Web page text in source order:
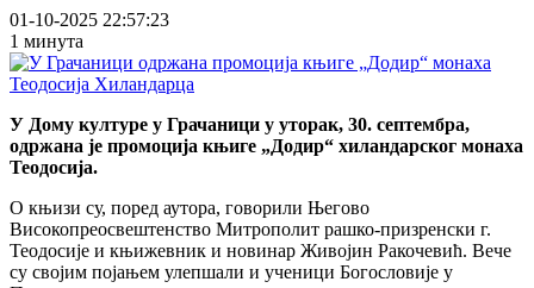
01-10-2025 22:57:23
1 минута
У Дому културе у Грачаници у уторак, 30. септембра,
одржана је промоција књиге „Додир“ хиландарског монаха
Теодосија.
О књизи су, поред аутора, говорили Његово
Високопреосвештенство Митрополит рашко-призренски г.
Теодосије и књижевник и новинар Живојин Ракочевић. Вече
су својим појањем улепшали и ученици Богословије у